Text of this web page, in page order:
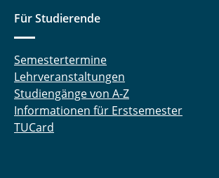
Für Studierende
Semestertermine
Lehrveranstaltungen
Studiengänge von A-Z
Informationen für Erstsemester
TUCard